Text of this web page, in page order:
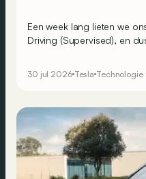
Een week lang lieten we
Driving (Supervised), en
30 jul 2026 Tesla Technologie